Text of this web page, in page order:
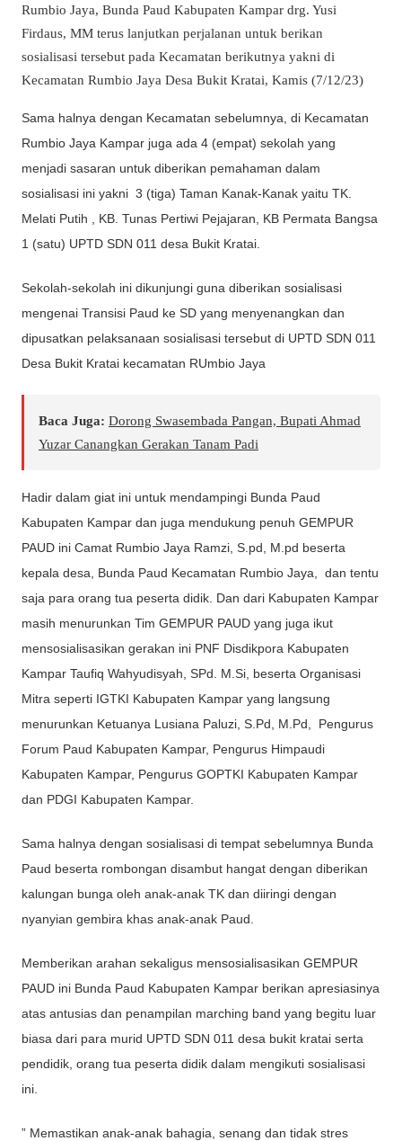
Rumbio Jaya, Bunda Paud Kabupaten Kampar drg. Yusi
Firdaus, MM terus lanjutkan perjalanan untuk berikan
sosialisasi tersebut pada Kecamatan berikutnya yakni di
Kecamatan Rumbio Jaya Desa Bukit Kratai, Kamis (7/12/23)
Sama halnya dengan Kecamatan sebelumnya, di Kecamatan
Rumbio Jaya Kampar juga ada 4 (empat) sekolah yang
menjadi sasaran untuk diberikan pemahaman dalam
sosialisasi ini yakni 3 (tiga) Taman Kanak-Kanak yaitu TK.
Melati Putih , KB. Tunas Pertiwi Pejajaran, KB Permata Bangsa
1 (satu) UPTD SDN 011 desa Bukit Kratai.
Sekolah-sekolah ini dikunjungi guna diberikan sosialisasi
mengenai Transisi Paud ke SD yang menyenangkan dan
dipusatkan pelaksanaan sosialisasi tersebut di UPTD SDN 011
Desa Bukit Kratai kecamatan RUmbio Jaya
Baca Juga: Dorong Swasembada Pangan, Bupati Ahmad
Yuzar Canangkan Gerakan Tanam Padi
Hadir dalam giat ini untuk mendampingi Bunda Paud
Kabupaten Kampar dan juga mendukung penuh GEMPUR
PAUD ini Camat Rumbio Jaya Ramzi, S.pd, M.pd beserta
kepala desa, Bunda Paud Kecamatan Rumbio Jaya, dan tentu
saja para orang tua peserta didik. Dan dari Kabupaten Kampar
masih menurunkan Tim GEMPUR PAUD yang juga ikut
mensosialisasikan gerakan ini PNF Disdikpora Kabupaten
Kampar Taufiq Wahyudisyah, SPd. M.Si, beserta Organisasi
Mitra seperti IGTKI Kabupaten Kampar yang langsung
menurunkan Ketuanya Lusiana Paluzi, S.Pd, M.Pd, Pengurus
Forum Paud Kabupaten Kampar, Pengurus Himpaudi
Kabupaten Kampar, Pengurus GOPTKI Kabupaten Kampar
dan PDGI Kabupaten Kampar.
Sama halnya dengan sosialisasi di tempat sebelumnya Bunda
Paud beserta rombongan disambut hangat dengan diberikan
kalungan bunga oleh anak-anak TK dan diiringi dengan
nyanyian gembira khas anak-anak Paud.
Memberikan arahan sekaligus mensosialisasikan GEMPUR
PAUD ini Bunda Paud Kabupaten Kampar berikan apresiasinya
atas antusias dan penampilan marching band yang begitu luar
biasa dari para murid UPTD SDN 011 desa bukit kratai serta
pendidik, orang tua peserta didik dalam mengikuti sosialisasi
ini.
” Memastikan anak-anak bahagia, senang dan tidak stres